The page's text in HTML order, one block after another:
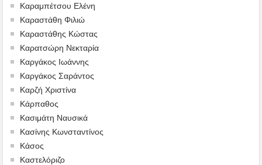
Καραμπέτσου Ελένη
Καραστάθη Φιλιώ
Καραστάθης Κώστας
Καρατσώρη Νεκταρία
Καργάκος Ιωάννης
Καργάκος Σαράντος
Καρζή Χριστίνα
Κάρπαθος
Κασιμάτη Ναυσικά
Κασίνης Κωνσταντίνος
Κάσος
Καστελόριζο